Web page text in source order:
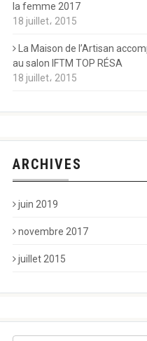
la femme 2017
18 juillet، 2015
La Maison de l’Artisan
au salon IFTM TOP RÉSA
18 juillet، 2015
ARCHIVES
juin 2019
novembre 2017
juillet 2015